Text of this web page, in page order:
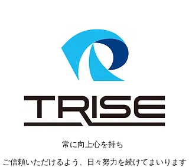
​常に向上心を持ち
ご信頼いただけるよう、日々努力を続けてまいります